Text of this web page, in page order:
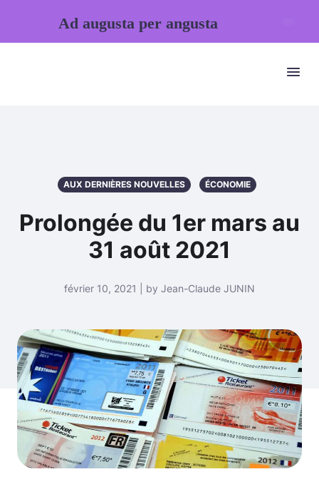
AUX DERNIÈRES NOUVELLES ÉCONOMIE
Prolongée du 1er mars au
31 août 2021
février 10, 2021 | by Jean-Claude JUNIN
Ad augusta per angusta